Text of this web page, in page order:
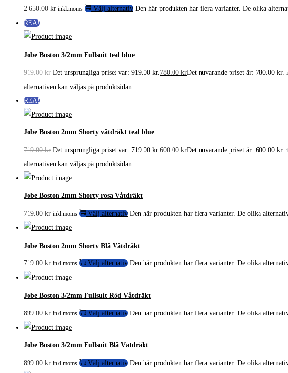
2 650.00 kr inkl.moms Välj alternativ Den här produkten har flera varianter. De olika
REA!
Jobe Boston 3/2mm Fullsuit teal blue
919.00kr Det ursprungliga priset var: 919.00 kr. 780.00 krDet nuvarande priset är: 780.00 kr.
alternativen kan väljas på produktsidan
REA!
Jobe Boston 2mm Shorty våtdräkt teal blue
719.00kr Det ursprungliga priset var: 719.00 kr. 600.00 krDet nuvarande priset är: 600.00 kr.
alternativen kan väljas på produktsidan
Jobe Boston 2mm Shorty rosa Våtdräkt
719.00 kr inkl.moms Välj alternativ Den här produkten har flera varianter. De olika
Jobe Boston 2mm Shorty Blå Våtdräkt
719.00 kr inkl.moms Välj alternativ Den här produkten har flera varianter. De olika
Jobe Boston 3/2mm Fullsuit Röd Våtdräkt
899.00 kr inkl.moms Välj alternativ Den här produkten har flera varianter. De olika
Jobe Boston 3/2mm Fullsuit Blå Våtdräkt
899.00 kr inkl.moms Välj alternativ Den här produkten har flera varianter. De olika